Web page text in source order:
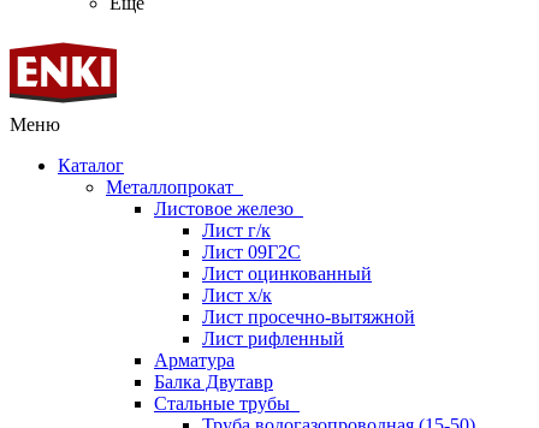
Меню
Каталог
Металлопрокат
Листовое железо
Лист г/к
Лист 09Г2С
Лист оцинкованный
Лист х/к
Лист просечно-вытяжной
Лист рифленный
Арматура
Балка Двутавр
Стальные трубы